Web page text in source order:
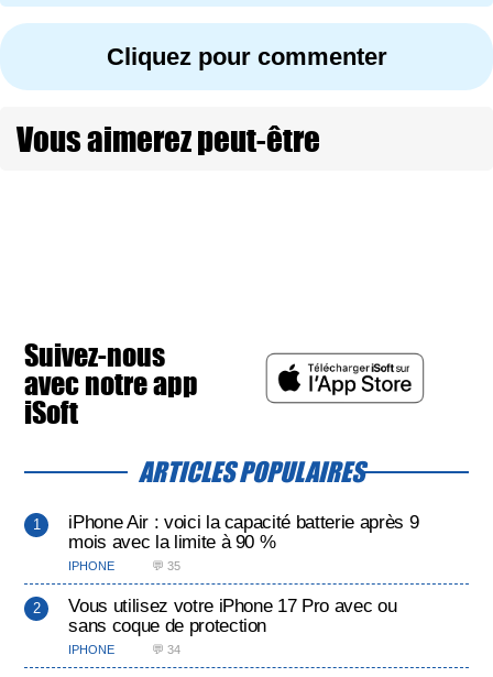
Cliquez pour commenter
Vous aimerez peut-être
Suivez-nous
avec notre app
iSoft
ARTICLES POPULAIRES
iPhone Air : voici la capacité batterie après 9
mois avec la limite à 90 %
IPHONE 💬 35
Vous utilisez votre iPhone 17 Pro avec ou
sans coque de protection
IPHONE 💬 34